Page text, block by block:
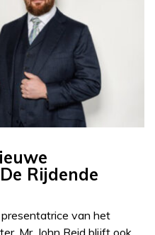
Rijdende
van het